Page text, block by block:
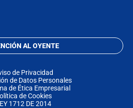
AL OYENTE
de Privacidad
de Datos Personales
de Ética Empresarial
de Cookies
1712 DE 2014